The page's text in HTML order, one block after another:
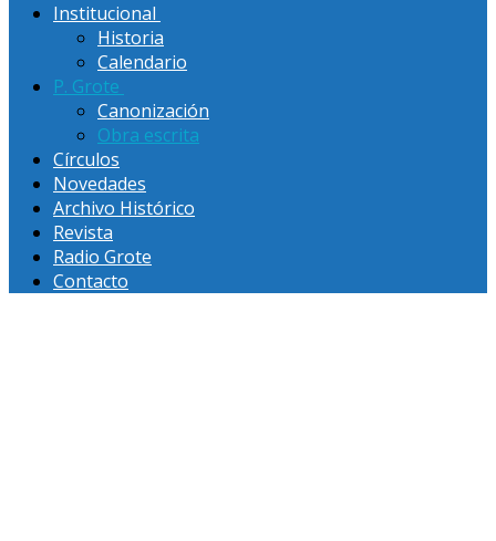
Institucional
Historia
Calendario
P. Grote
Canonización
Obra escrita
Círculos
Novedades
Archivo Histórico
Revista
Radio Grote
Contacto